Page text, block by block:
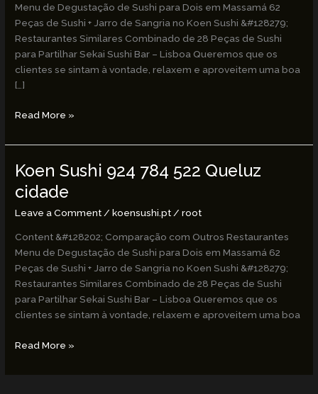
Menu de Degustação de Sushi para Dois em Massamá 62
Peças de Sushi + Jarro de Sangria no Koen Sushi &#128279;
Restaurantes Similares Combinado de 28 Peças de Sushi
para Partilhar Sekai Sushi Bar – Lisboa Queremos que os
clientes se sintam à vontade, relaxem e aproveitem uma boa
[…]
Read More »
Koen Sushi 924 784 522 Queluz
cidade
Leave a Comment /koensushi.pt /root
Content &#128202; Comparação com Outros Restaurantes
Menu de Degustação de Sushi para Dois em Massamá 62
Peças de Sushi + Jarro de Sangria no Koen Sushi &#128279;
Restaurantes Similares Combinado de 28 Peças de Sushi
para Partilhar Sekai Sushi Bar – Lisboa Queremos que os
clientes se sintam à vontade, relaxem e aproveitem uma boa
Koen
Sushi
924
784
Read More »